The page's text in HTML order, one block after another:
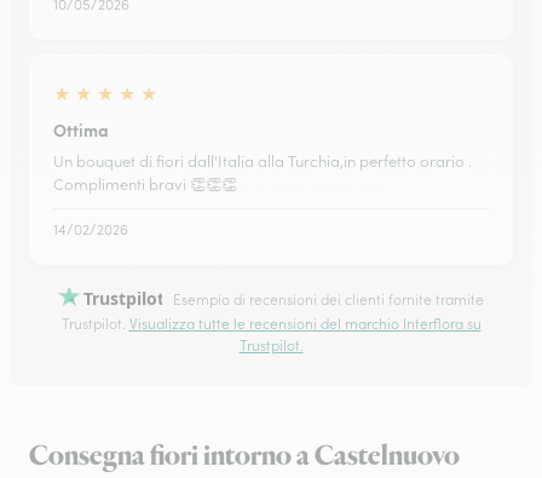
10/05/2026
★ ★ ★ ★ ★
Ottima
Un bouquet di fiori dall'Italia alla Turchia,in perfetto orario .
Complimenti bravi 👏👏👏
14/02/2026
Trustpilot
Esempio di recensioni dei clienti fornite tramite
Trustpilot. Visualizza tutte le recensioni del marchio Interflora su
Trustpilot.
Consegna fiori intorno a Castelnuovo